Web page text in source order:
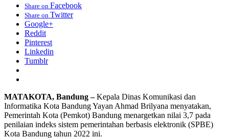
Share on Facebook
Share on Twitter
Google+
Reddit
Pinterest
Linkedin
Tumblr
MATAKOTA, Bandung –Kepala Dinas Komunikasi dan
Informatika Kota Bandung Yayan Ahmad Brilyana menyatakan,
Pemerintah Kota (Pemkot) Bandung menargetkan nilai 3,7 pada
penilaian indeks sistem pemerintahan berbasis elektronik (SPBE)
Kota Bandung tahun 2022 ini.